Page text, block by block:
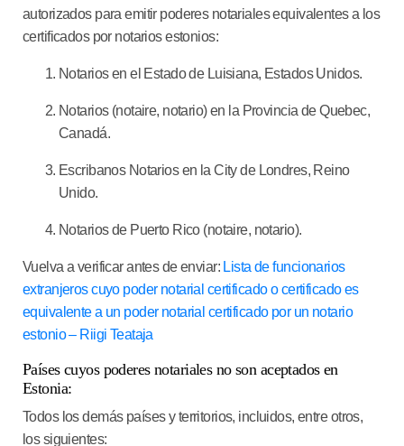
autorizados para emitir poderes notariales equivalentes a los
certificados por notarios estonios:
Notarios en el Estado de Luisiana, Estados Unidos.
Notarios (notaire, notario) en la Provincia de Quebec,
Canadá.
Escribanos Notarios en la City de Londres, Reino
Unido.
Notarios de Puerto Rico (notaire, notario).
Vuelva a verificar antes de enviar: Lista de funcionarios
extranjeros cuyo poder notarial certificado o certificado es
equivalente a un poder notarial certificado por un notario
estonio – Riigi Teataja
Países cuyos poderes notariales no son aceptados en
Estonia:
Todos los demás países y territorios, incluidos, entre otros,
los siguientes: